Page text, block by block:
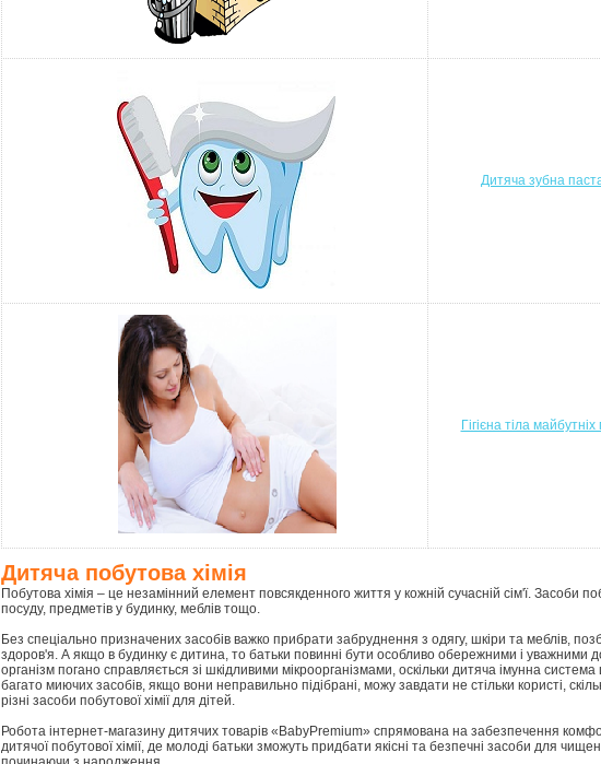
Дитяча зубна
Гігієна тіла
Дитяча побутова хімія
Побутова хімія – це незамінний елемент повсякденного життя у кожній сучасній сім'ї. Засоби
посуду, предметів у будинку, меблів тощо.
Без спеціально призначених засобів важко прибрати забруднення з одягу, шкіри та меблів,
здоров'я. А якщо в будинку є дитина, то батьки повинні бути особливо обережними і
організм погано справляється зі шкідливими мікроорганізмами, оскільки дитяча імунна
багато миючих засобів, якщо вони неправильно підібрані, можу завдати не стільки користі,
різні засоби побутової хімії для дітей.
Робота інтернет-магазину дитячих товарів «BabyPremium» спрямована на забезпечення
дитячої побутової хімії, де молоді батьки зможуть придбати якісні та безпечні засоби для